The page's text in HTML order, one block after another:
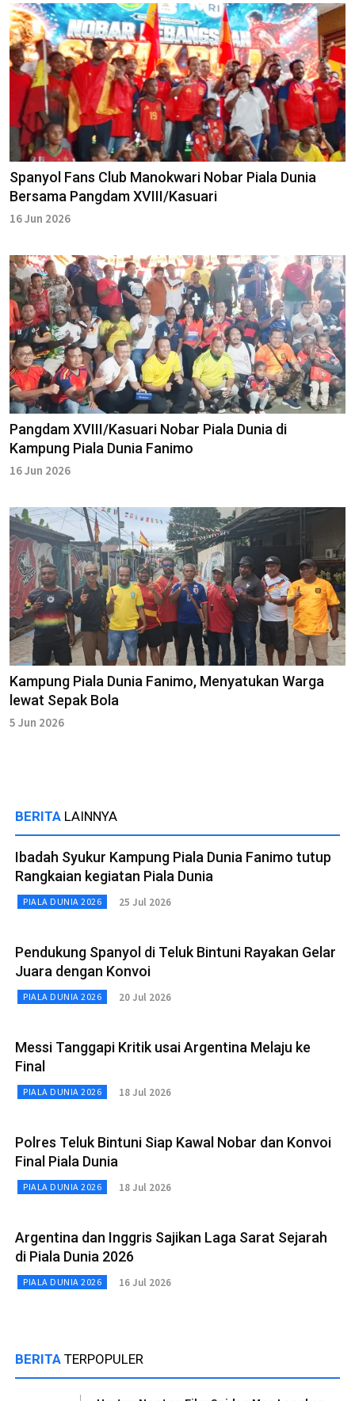
Spanyol Fans Club Manokwari Nobar Piala Dunia
Bersama Pangdam XVIII/Kasuari
16 Jun 2026
Pangdam XVIII/Kasuari Nobar Piala Dunia di
Kampung Piala Dunia Fanimo
16 Jun 2026
Kampung Piala Dunia Fanimo, Menyatukan Warga
lewat Sepak Bola
5 Jun 2026
BERITA LAINNYA
Ibadah Syukur Kampung Piala Dunia Fanimo tutup
Rangkaian kegiatan Piala Dunia
PIALA DUNIA 2026 25 Jul 2026
Pendukung Spanyol di Teluk Bintuni Rayakan Gelar
Juara dengan Konvoi
PIALA DUNIA 2026 20 Jul 2026
Messi Tanggapi Kritik usai Argentina Melaju ke
Final
PIALA DUNIA 2026 18 Jul 2026
Polres Teluk Bintuni Siap Kawal Nobar dan Konvoi
Final Piala Dunia
PIALA DUNIA 2026 18 Jul 2026
Argentina dan Inggris Sajikan Laga Sarat Sejarah
di Piala Dunia 2026
PIALA DUNIA 2026 16 Jul 2026
BERITA TERPOPULER